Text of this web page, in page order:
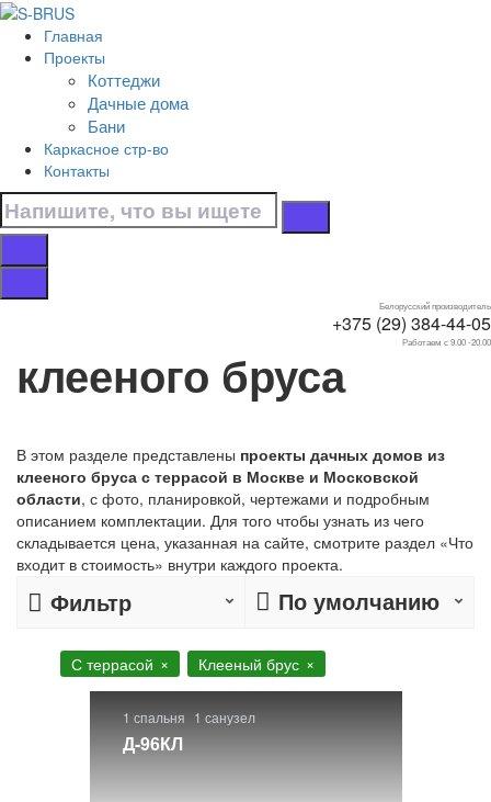
Перейти к контенту
Главная
Проекты
Коттеджи
Дачные дома
Бани
Каркасное стр-во
Контакты
Белорусский производитель
+375 (29) 384-44-05
Работаем с 9.00 -20.00
Главная
Дачные дома
Из клееного бруса
С террасой
Дачные дома с
террасой из
клееного бруса
В этом разделе представлены проекты дачных домов из
клееного бруса с террасой в Москве и Московской
области, с фото, планировкой, чертежами и подробным
описанием комплектации. Для того чтобы узнать из чего
складывается цена, указанная на сайте, смотрите раздел «Что
входит в стоимость» внутри каждого проекта.
Фильтр По умолчанию
С террасой Клееный брус
1 спальня 1 санузел
Д-96КЛ